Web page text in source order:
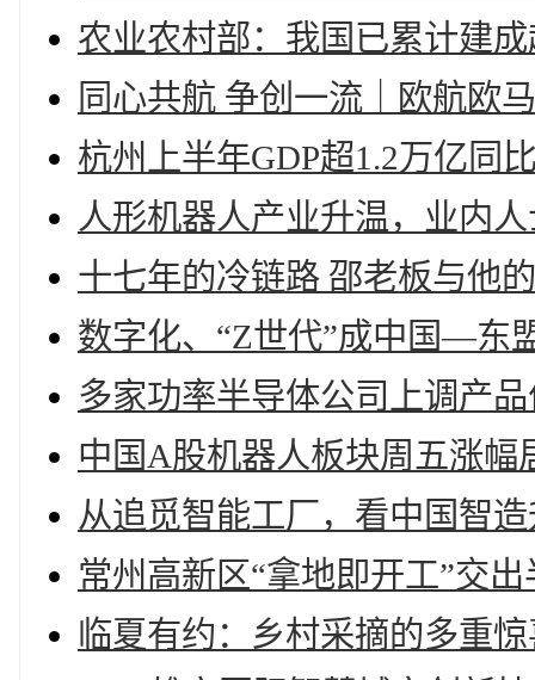
农业农村部：我国已累计建
同心共航 争创一流｜欧航欧
杭州上半年GDP超1.2万亿同
人形机器人产业升温，业内
十七年的冷链路 邵老板与他
数字化、“Z世代”成中国—东
多家功率半导体公司上调产
中国A股机器人板块周五涨幅
从追觅智能工厂，看中国智
常州高新区“拿地即开工”交
临夏有约：乡村采摘的多重